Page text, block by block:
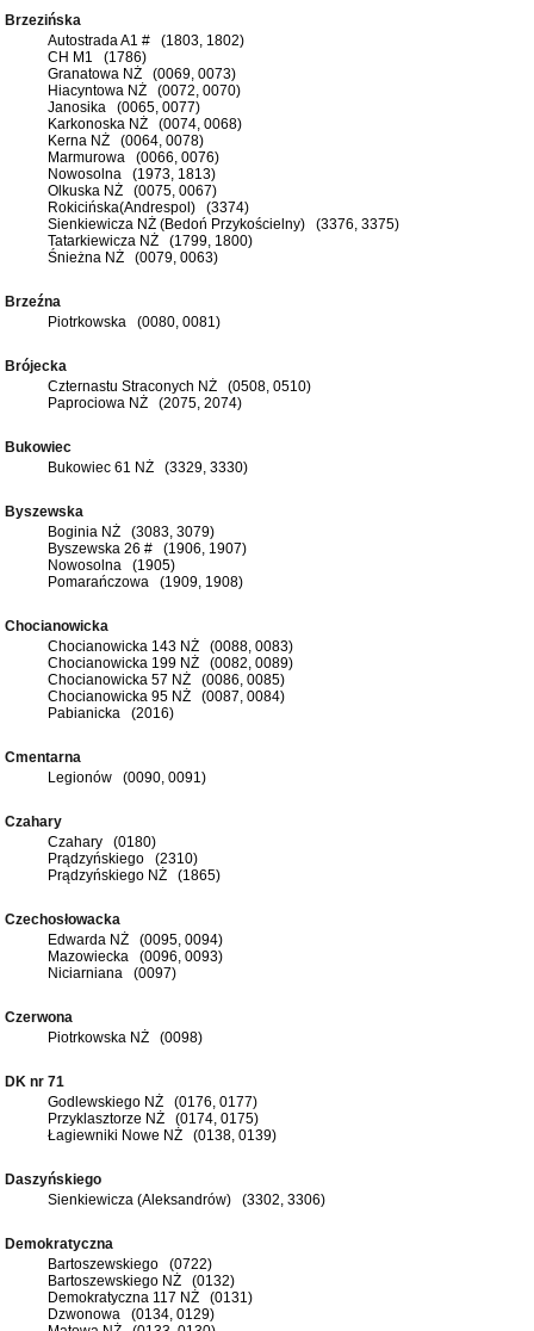
Brzezińska
Autostrada A1 # (1803, 1802)
CH M1 (1786)
Granatowa NŻ (0069, 0073)
Hiacyntowa NŻ (0072, 0070)
Janosika (0065, 0077)
Karkonoska NŻ (0074, 0068)
Kerna NŻ (0064, 0078)
Marmurowa (0066, 0076)
Nowosolna (1973, 1813)
Olkuska NŻ (0075, 0067)
Rokicińska(Andrespol) (3374)
Sienkiewicza NŻ (Bedoń Przykościelny) (3376, 3375)
Tatarkiewicza NŻ (1799, 1800)
Śnieżna NŻ (0079, 0063)
Brzeźna
Piotrkowska (0080, 0081)
Brójecka
Czternastu Straconych NŻ (0508, 0510)
Paprociowa NŻ (2075, 2074)
Bukowiec
Bukowiec 61 NŻ (3329, 3330)
Byszewska
Boginia NŻ (3083, 3079)
Byszewska 26 # (1906, 1907)
Nowosolna (1905)
Pomarańczowa (1909, 1908)
Chocianowicka
Chocianowicka 143 NŻ (0088, 0083)
Chocianowicka 199 NŻ (0082, 0089)
Chocianowicka 57 NŻ (0086, 0085)
Chocianowicka 95 NŻ (0087, 0084)
Pabianicka (2016)
Cmentarna
Legionów (0090, 0091)
Czahary
Czahary (0180)
Prądzyńskiego (2310)
Prądzyńskiego NŻ (1865)
Czechosłowacka
Edwarda NŻ (0095, 0094)
Mazowiecka (0096, 0093)
Niciarniana (0097)
Czerwona
Piotrkowska NŻ (0098)
DK nr 71
Godlewskiego NŻ (0176, 0177)
Przyklasztorze NŻ (0174, 0175)
Łagiewniki Nowe NŻ (0138, 0139)
Daszyńskiego
Sienkiewicza (Aleksandrów) (3302, 3306)
Demokratyczna
Bartoszewskiego (0722)
Bartoszewskiego NŻ (0132)
Demokratyczna 117 NŻ (0131)
Dzwonowa (0134, 0129)